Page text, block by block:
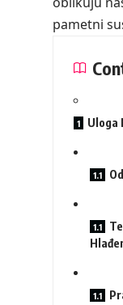
pametni
Uloga